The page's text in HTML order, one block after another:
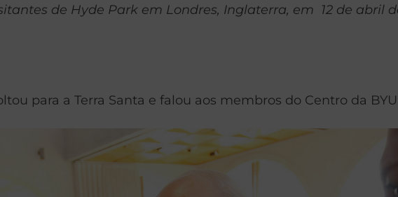
de Hyde Park em Londres, Inglaterra, em 12 de abril
para a Terra Santa e falou aos membros do Centro da